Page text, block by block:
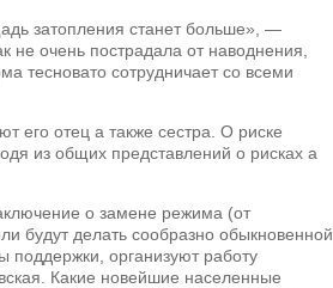
затопления станет больше», —
не очень пострадала от наводнения,
тесновато сотрудничает со всеми
его отец а также сестра. О риске
из общих представлений о рисках а
о замене режима (от
будут делать сообразно обыкновенной
поддержки, организуют работу
Какие новейшие населенные